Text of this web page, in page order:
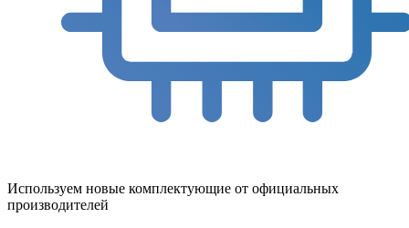
Используем новые комплектующие от официальных
производителей